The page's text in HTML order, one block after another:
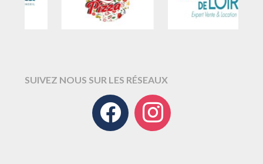
SUIVEZ NOUS SUR LES RÉSEAUX